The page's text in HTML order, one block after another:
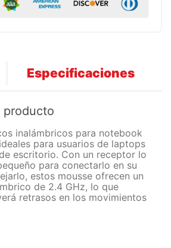
Especificaciones
producto
inalámbricos para notebook
para usuarios de laptops
escritorio. Con un receptor lo
para conectarlo en su
estos mousse ofrecen un
de 2.4 GHz, lo que
retrasos en los movimientos